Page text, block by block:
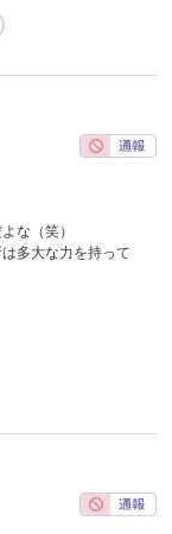
な（笑）
多大な力を持って